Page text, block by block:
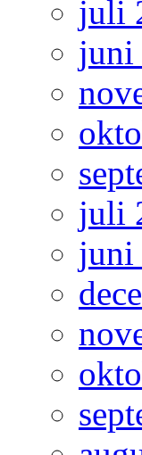
juli
juni
juli
juni